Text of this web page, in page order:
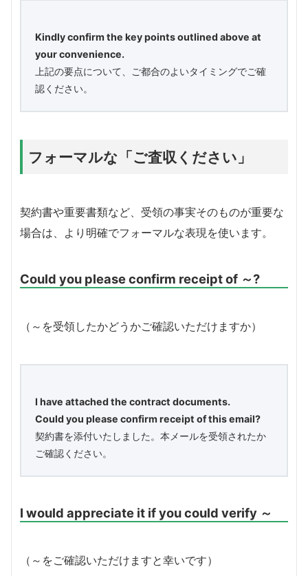
Kindly confirm the key points outlined above at
your convenience.
上記の要点について、ご都合のよいタイミングでご確
認ください。
フォーマルな「ご査収ください」
契約書や重要書類など、受領の事実そのものが重要な
場合は、より明確でフォーマルな表現を使います。
Could you please confirm receipt of ～?
（～を受領したかどうかご確認いただけますか）
I have attached the contract documents.
Could you please confirm receipt of this email?
契約書を添付いたしました。本メールを受領されたか
ご確認ください。
I would appreciate it if you could verify ～
（～をご確認いただけますと幸いです）